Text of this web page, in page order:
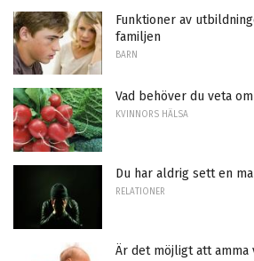
Funktioner av
familjen
BARN
Vad behöver du veta
KVINNORS HÄLSA
Du har aldrig sett en
RELATIONER
Är det möjligt att amma